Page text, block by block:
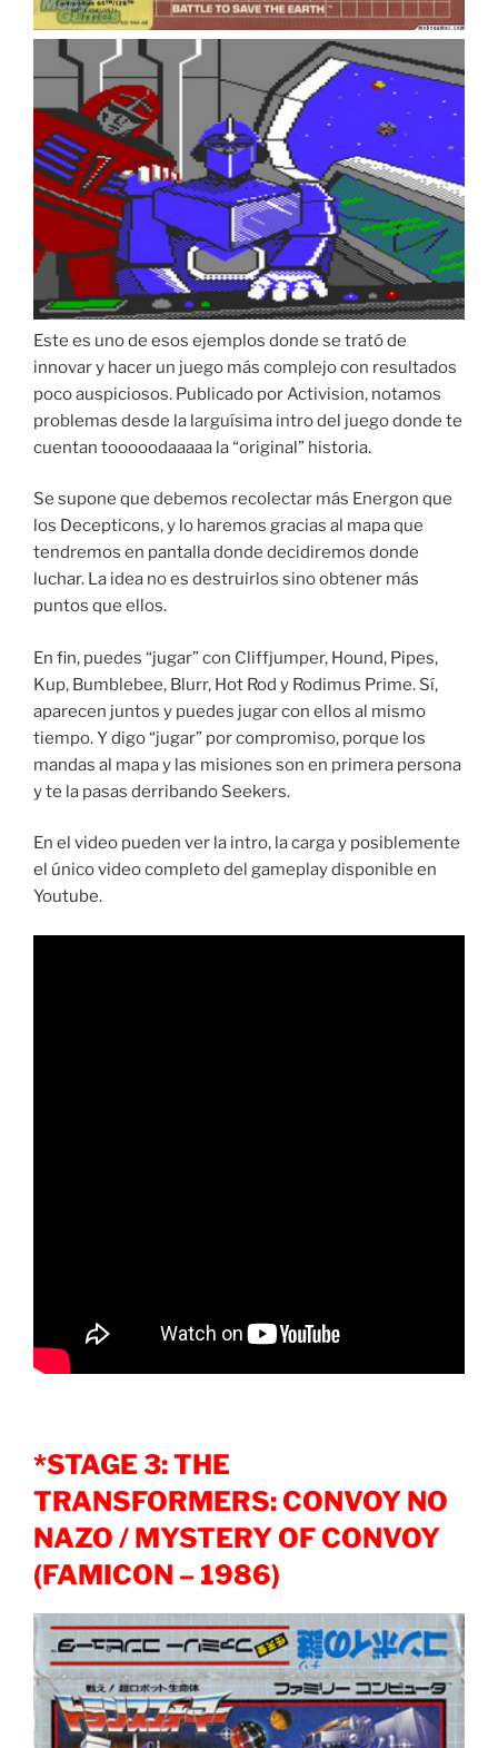
Este es uno de esos ejemplos donde se trató de
innovar y hacer un juego más complejo con resultados
poco auspiciosos. Publicado por Activision, notamos
problemas desde la larguísima intro del juego donde te
cuentan tooooodaaaaa la “original” historia.
Se supone que debemos recolectar más Energon que
los Decepticons, y lo haremos gracias al mapa que
tendremos en pantalla donde decidiremos donde
luchar. La idea no es destruirlos sino obtener más
puntos que ellos.
En fin, puedes “jugar” con Cliffjumper, Hound, Pipes,
Kup, Bumblebee, Blurr, Hot Rod y Rodimus Prime. Sí,
aparecen juntos y puedes jugar con ellos al mismo
tiempo. Y digo “jugar” por compromiso, porque los
mandas al mapa y las misiones son en primera persona
y te la pasas derribando Seekers.
En el video pueden ver la intro, la carga y posiblemente
el único video completo del gameplay disponible en
Youtube.
*STAGE 3: THE
TRANSFORMERS: CONVOY NO
NAZO / MYSTERY OF CONVOY
(FAMICON – 1986)